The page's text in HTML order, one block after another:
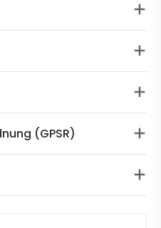
(GPSR)